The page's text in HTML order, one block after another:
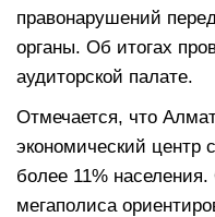
правонарушений
органы. Об итогах
аудиторской палате.
Отмечается, что
экономический центр
более 11%
мегаполиса